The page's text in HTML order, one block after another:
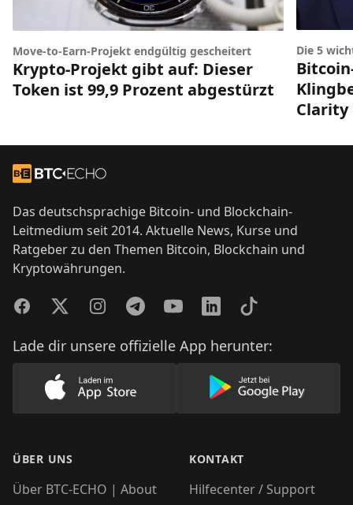
Move-to-Earn-Projekt endgültig gescheitert
Krypto-Projekt gibt auf: Dieser
Token ist 99,9 Prozent abgestürzt
Die 5
Clarity
Zur Startseite
Das deutschsprachige Bitcoin- und Blockchain-
Leitmedium seit 2014. Aktuelle News, Kurse und
Ratgeber zu den Themen Bitcoin, Blockchain und
Kryptowährungen.
FacebookTwitterInstagramTelegramYouTubeLinkedInTikTok
Lade dir unsere offizielle App herunter:
Lade unsere App im AppStore herunter
Lade unsere
ÜBER UNS
Über BTC-ECHO | About
KONTAKT
Hilfecenter / Support